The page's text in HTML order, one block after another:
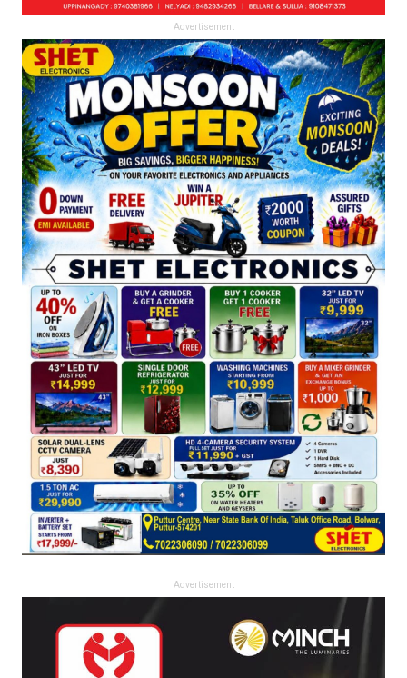
Advertisement
Advertisement